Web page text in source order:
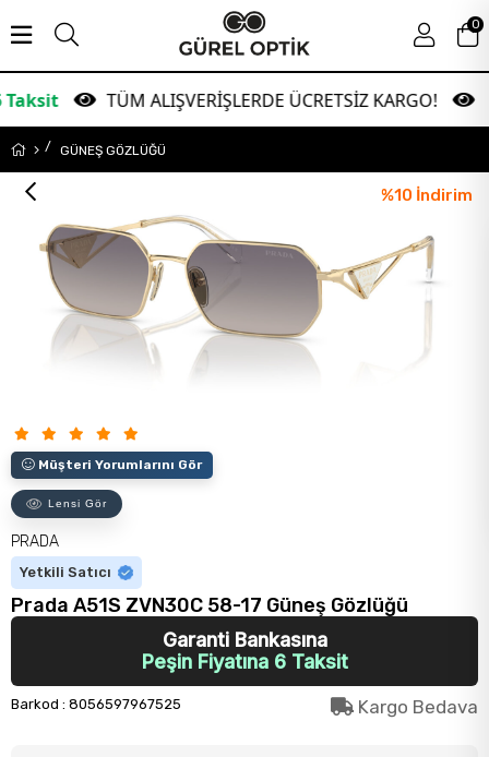
TÜM ALIŞVERİŞLERDE ÜCRETSİZ KARGO!
0
GÜNEŞ GÖZLÜĞÜ
%10 İndirim
Müşteri Yorumlarını Gör
Lensi Gör
PRADA
Yetkili Satıcı
Prada A51S ZVN30C 58-17 Güneş Gözlüğü
Garanti Bankasına
Peşin Fiyatına 6 Taksit
Barkod : 8056597967525 Kargo Bedava